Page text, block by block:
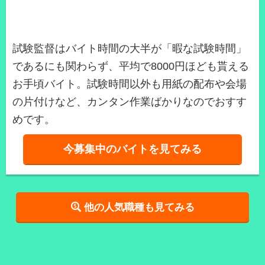
試験監督はバイト時間の大半が「暇な試験時間」
であるにも関わらず、平均で8000円ほども貰える
お手頃バイト。試験時間以外も用紙の配布や会場
の片付けなど、カンタン作業ばかりなのでおすす
めです。
今募集中のバイトを見てみる
他の人気職種も見てみる